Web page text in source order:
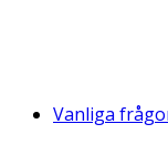
Vanliga